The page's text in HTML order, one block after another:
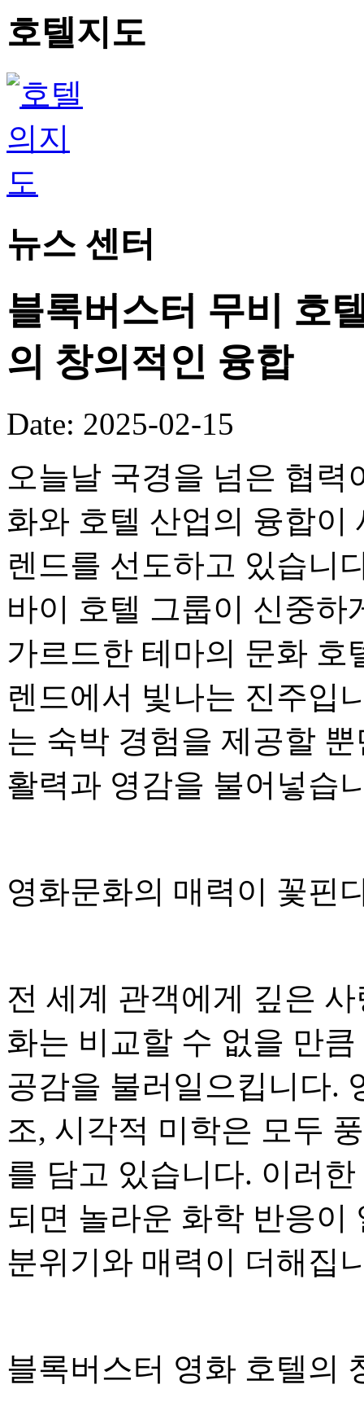
호텔지도
뉴스 센터
블록버스터 무비 호
의 창의적인 융합
Date: 2025-02-15
오늘날 국경을 넘은 협
화와 호텔 산업의 융합이
렌드를 선도하고 있습니
바이 호텔 그룹이 신중하
가르드한 테마의 문화 호
렌드에서 빛나는 진주입
는 숙박 경험을 제공할
활력과 영감을 불어넣습
영화문화의 매력이 꽃핀
전 세계 관객에게 깊은
화는 비교할 수 없을 만
공감을 불러일으킵니다.
조, 시각적 미학은 모두
를 담고 있습니다. 이러
되면 놀라운 화학 반응이
분위기와 매력이 더해집
블록버스터 영화 호텔의